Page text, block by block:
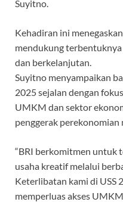
Suyitno.
Kehadiran ini
mendukung
dan berkelanjutan.
Suyitno menyampaikan
2025 sejalan dengan
UMKM dan sektor
penggerak perekonomian
“BRI berkomitmen untuk
usaha kreatif melalui
Keterlibatan kami di USS
memperluas akses